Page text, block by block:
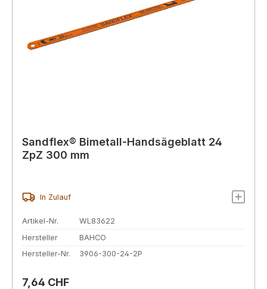
Sandflex® Bimetall-Handsägeblatt 24
ZpZ 300 mm
In Zulauf
Artikel-Nr.
WL83622
Hersteller
BAHCO
Hersteller-Nr.
3906-300-24-2P
Regulärer Preis:
7,64 CHF